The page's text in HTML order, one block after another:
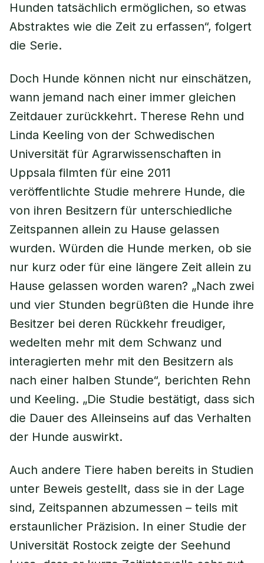
Hunden tatsächlich ermöglichen, so etwas
Abstraktes wie die Zeit zu erfassen“, folgert
die Serie.
Doch Hunde können nicht nur einschätzen,
wann jemand nach einer immer gleichen
Zeitdauer zurückkehrt. Therese Rehn und
Linda Keeling von der Schwedischen
Universität für Agrarwissenschaften in
Uppsala filmten für eine 2011
veröffentlichte Studie mehrere Hunde, die
von ihren Besitzern für unterschiedliche
Zeitspannen allein zu Hause gelassen
wurden. Würden die Hunde merken, ob sie
nur kurz oder für eine längere Zeit allein zu
Hause gelassen worden waren? „Nach zwei
und vier Stunden begrüßten die Hunde ihre
Besitzer bei deren Rückkehr freudiger,
wedelten mehr mit dem Schwanz und
interagierten mehr mit den Besitzern als
nach einer halben Stunde“, berichten Rehn
und Keeling. „Die Studie bestätigt, dass sich
die Dauer des Alleinseins auf das Verhalten
der Hunde auswirkt.
Auch andere Tiere haben bereits in Studien
unter Beweis gestellt, dass sie in der Lage
sind, Zeitspannen abzumessen – teils mit
erstaunlicher Präzision. In einer Studie der
Universität Rostock zeigte der Seehund